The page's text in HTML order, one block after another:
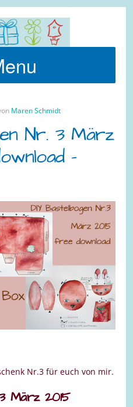
Maren Schmidt
Nr. 3 März
–
Nr.3 für euch von mir.
März 2015